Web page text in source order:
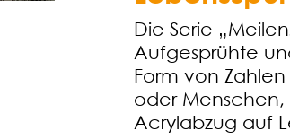
Die Serie
Aufgesprühte
Form von
oder Menschen,
Acrylabzug auf